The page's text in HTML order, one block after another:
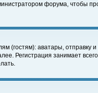
форума, чтобы
(гостям): аватары, отправку
Регистрация занимает всего